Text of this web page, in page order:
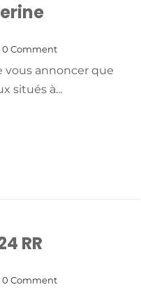
0 Comment
vous annoncer que
situés à...
RR
0 Comment